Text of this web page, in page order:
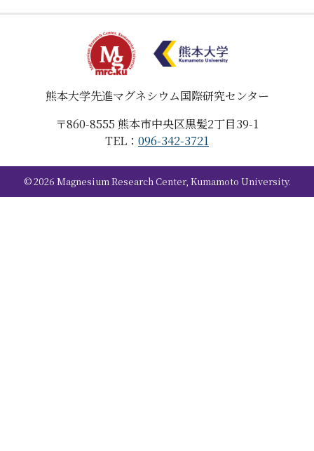
熊本大学先進マグネシウム国際研究センター
〒860-8555 熊本市中央区黒髪2丁目39-1
TEL： 096-342-3721
©2026 Magnesium Research Center, Kumamoto University.